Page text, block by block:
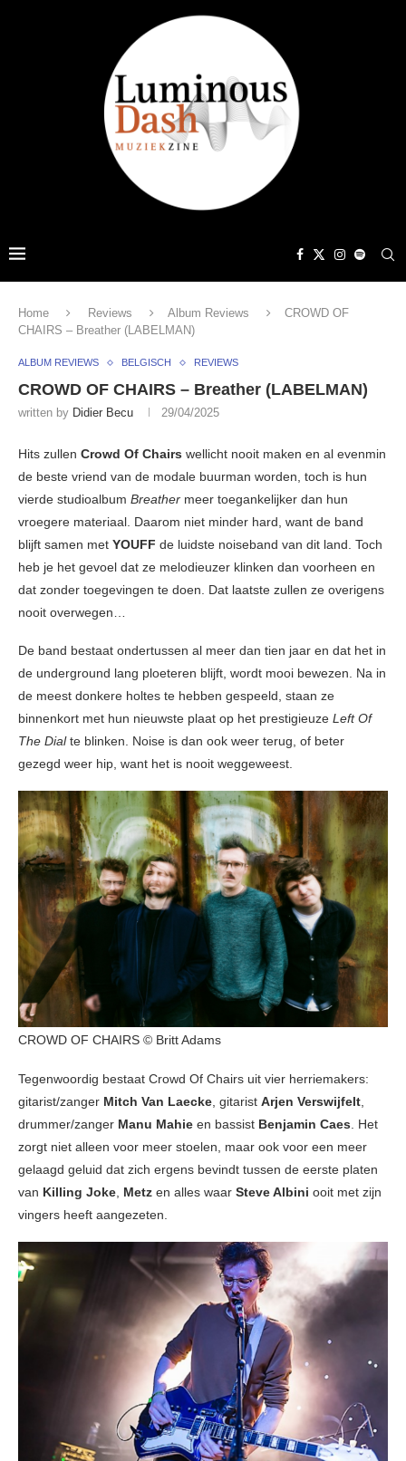
Home Reviews Album Reviews
CROWD OF
CHAIRS – Breather (LABELMAN)
ALBUM REVIEWS BELGISCH REVIEWS
CROWD OF CHAIRS – Breather (LABELMAN)
written by Didier Becu 29/04/2025
Hits zullen Crowd Of Chairs wellicht nooit maken en al evenmin
de beste vriend van de modale buurman worden, toch is hun
vierde studioalbum Breather meer toegankelijker dan hun
vroegere materiaal. Daarom niet minder hard, want de band
blijft samen met YOUFF de luidste noiseband van dit land. Toch
heb je het gevoel dat ze melodieuzer klinken dan voorheen en
dat zonder toegevingen te doen. Dat laatste zullen ze overigens
nooit overwegen…
De band bestaat ondertussen al meer dan tien jaar en dat het in
de underground lang ploeteren blijft, wordt mooi bewezen. Na in
de meest donkere holtes te hebben gespeeld, staan ze
binnenkort met hun nieuwste plaat op het prestigieuze Left Of
The Dialte blinken. Noise is dan ook weer terug, of beter
gezegd weer hip, want het is nooit weggeweest.
CROWD OF CHAIRS © Britt Adams
Tegenwoordig bestaat Crowd Of Chairs uit vier herriemakers:
gitarist/zanger Mitch Van Laecke , gitarist Arjen Verswijfelt
drummer/zanger Manu Mahie en bassist Benjamin Caes . Het
zorgt niet alleen voor meer stoelen, maar ook voor een meer
gelaagd geluid dat zich ergens bevindt tussen de eerste platen
van Killing Joke Metz en alles waar Steve Albini ooit met zijn
vingers heeft aangezeten.